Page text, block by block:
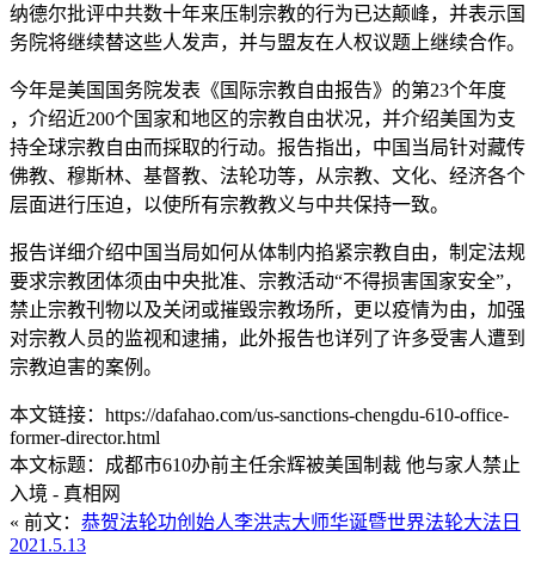
纳德尔批评中共数十年来压制宗教的行为已达颠峰，并表示国
务院将继续替这些人发声，并与盟友在人权议题上继续合作。
今年是美国国务院发表《国际宗教自由报告》的第23个年度
，介绍近200个国家和地区的宗教自由状况，并介绍美国为支
持全球宗教自由而採取的行动。报告指出，中国当局针对藏传
佛教、穆斯林、基督教、法轮功等，从宗教、文化、经济各个
层面进行压迫，以使所有宗教教义与中共保持一致。
报告详细介绍中国当局如何从体制内掐紧宗教自由，制定法规
要求宗教团体须由中央批准、宗教活动“不得损害国家安全”，
禁止宗教刊物以及关闭或摧毁宗教场所，更以疫情为由，加强
对宗教人员的监视和逮捕，此外报告也详列了许多受害人遭到
宗教迫害的案例。
本文链接：https://dafahao.com/us-sanctions-chengdu-610-office-
former-director.html
本文标题：成都市610办前主任余辉被美国制裁 他与家人禁止
入境 - 真相网
« 前文： 恭贺法轮功创始人李洪志大师华诞暨世界法轮大法日
2021.5.13